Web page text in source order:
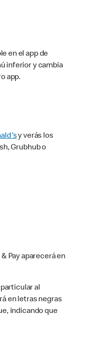
en el app de
inferior y cambia
app.
y verás los
Grubhub o
Pay aparecerá en
al
en letras negras
indicando que